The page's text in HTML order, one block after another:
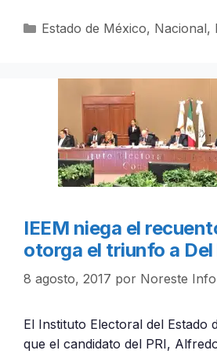
Categorías
Estado de México, Nacional,
IEEM niega el
otorga el triunfo a
8 agosto, 2017 por Noreste
El Instituto Electoral del Estado
que el candidato del PRI,